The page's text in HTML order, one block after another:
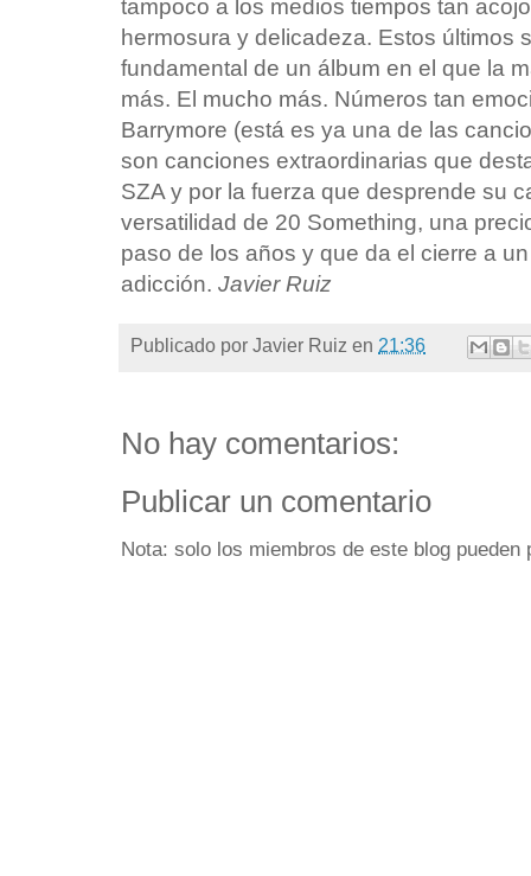
tampoco a los medios tiempos tan
hermosura y delicadeza. Estos últimos
fundamental de un álbum en el que la
más. El mucho más. Números tan
Barrymore (está es ya una de las
son canciones extraordinarias que
SZA y por la fuerza que desprende su
versatilidad de 20 Something, una
paso de los años y que da el cierre a
adicción. Javier Ruiz
Publicado por Javier Ruiz en 21:36
No hay comentarios:
Publicar un comentario
Nota: solo los miembros de este blog pueden